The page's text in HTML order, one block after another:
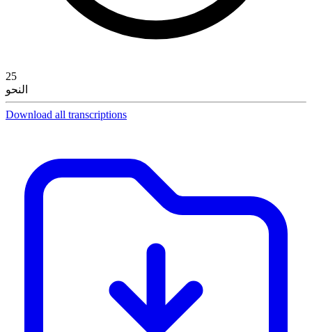
25
النحو
Download all transcriptions